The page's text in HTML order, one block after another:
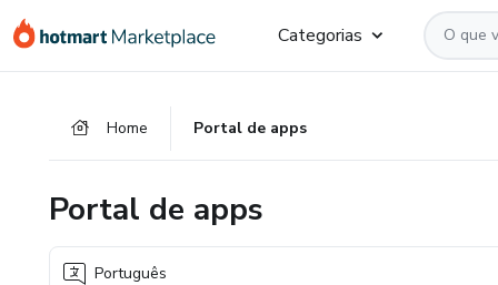
para
para
para
Categorias
Home Portal de apps
Portal de apps
Português